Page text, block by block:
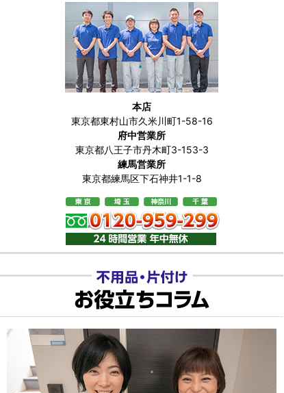
本店
東京都東村山市久米川町1-58-16
府中営業所
東京都八王子市丹木町3-153-3
練馬営業所
東京都練馬区下石神井1-1-8